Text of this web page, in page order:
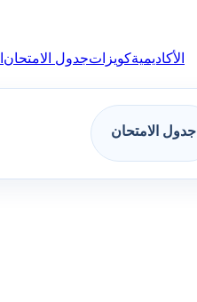
الأكاديميةكويزاتجدول الامتحان
جدول الامتحان